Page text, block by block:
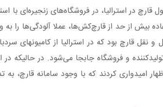
در استرالیا، در فروشگاه‌های زنجیره‌ای با
بیش از حد از قارچ‌کش‌ها، عملا آلودگی‌ها را
قارچ بود که در استرالیا از کامیونهای
و فروشگاه جابجا می‌شود. در حالیکه
امیدواری کردند که با وجود سامانه قارچ،